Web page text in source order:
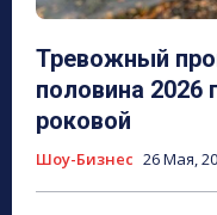
Тревожный
половина 2026
роковой
Шоу-Бизнес 26 Мая,